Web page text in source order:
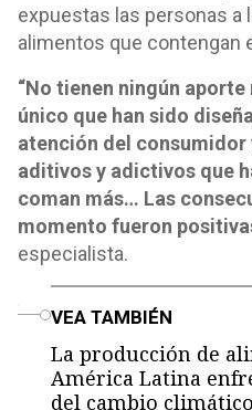
expuestas las personas a
alimentos que contengan
“No tienen ningún
único que han sido
atención del consumidor
aditivos y adictivos que
coman más… Las
momento fueron
especialista.
VEA TAMBIÉN
La producción de
América Latina
del cambio climático